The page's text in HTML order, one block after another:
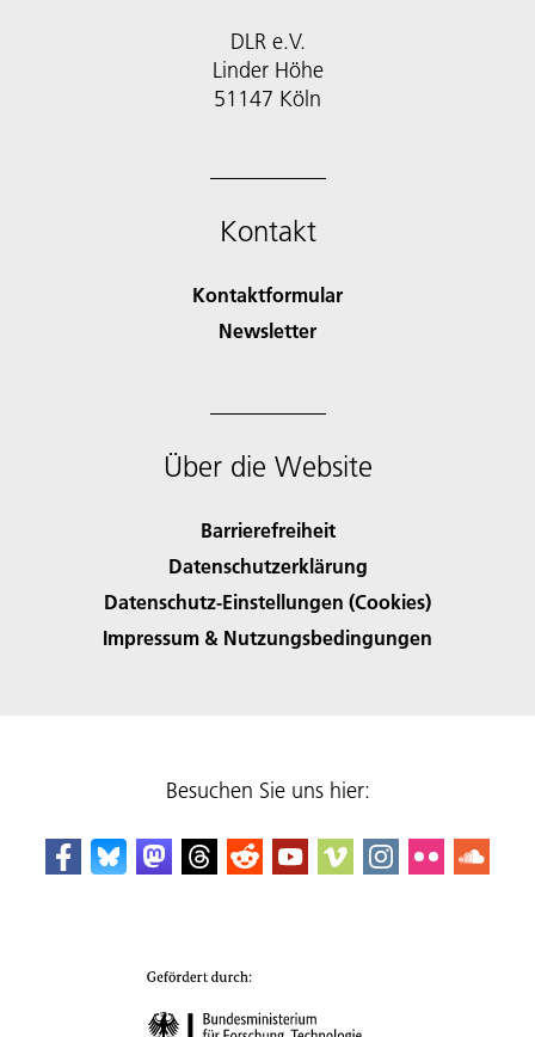
DLR e.V.
Linder Höhe
51147 Köln
Kontakt
Kontaktformular
Newsletter
Über die Website
Barrierefreiheit
Datenschutzerklärung
Datenschutz-Einstellungen (Cookies)
Impressum & Nutzungsbedingungen
Besuchen Sie uns hier: